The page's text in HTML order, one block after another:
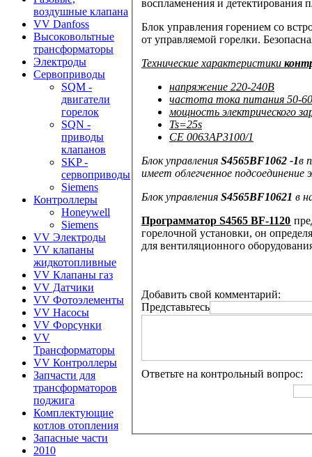
воздушные клапана
VV Danfoss
Высоковольтные
трансформаторы
Электроды
Сервоприводы
SQM -
двигатели
горелок
SQN -
приводы
клапанов
SKP -
сервоприводы
Siemens
Контроллеры
Honeywell
Siemens
VV Электроды
VV клапаны
жидкотопливные
VV Клапаны газ
VV Датчики
VV Фотоэлементы
VV Насосы
VV Форсунки
VV
Трансформаторы
VV Контроллеры
Запчасти для
трансформаторов
поджига
Комплектующие
котлов отопления
Запасные части
2010
воспламенения и детектирования
Блок управления горением со
от управляемой горелки.
Технические характеристики
напряжение 220-240В
частота тока питания 50-
мощность электрического
Ts=25s
CE 0063AP3100/1
Блок управления S4565BF1062 -1в
имеет облегченное
Блок управления S4565BF10621 в
Программатор S4565 BF-1120
горелочной установки, он
для вентиляционного
Добавить свой комментарий:
Представьтесь
Ответьте на контрольный вопрос: